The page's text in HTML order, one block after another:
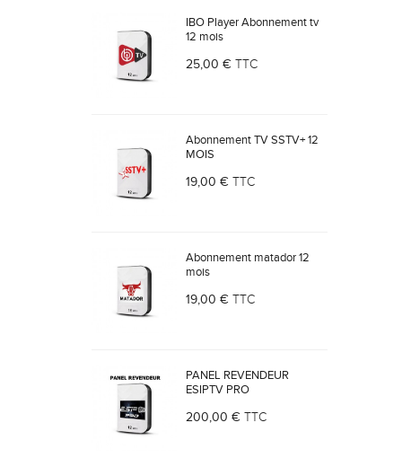
IBO Player Abonnement tv
12 mois
25,00 € TTC
Abonnement TV SSTV+ 12
MOIS
19,00 € TTC
Abonnement matador 12
mois
19,00 € TTC
PANEL REVENDEUR
ESIPTV PRO
200,00 € TTC